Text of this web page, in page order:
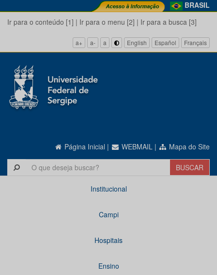
BRASIL
Ir para o conteúdo [1] | Ir para o menu [2] | Ir para a busca [3]
a+ a- a English Español Français
Página Inicial | WEBMAIL | Mapa do Site
Institucional
Campi
Hospitais
Ensino